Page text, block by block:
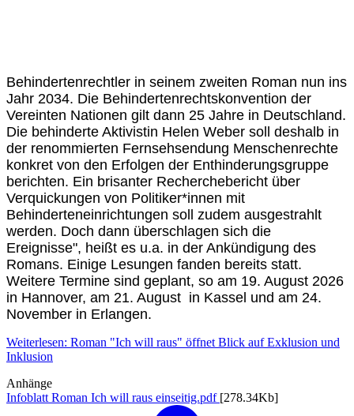
Behindertenrechtler in seinem zweiten Roman nun ins
Jahr 2034. Die Behindertenrechtskonvention der
Vereinten Nationen gilt dann 25 Jahre in Deutschland.
Die behinderte Aktivistin Helen Weber soll deshalb in
der renommierten Fernsehsendung Menschenrechte
konkret von den Erfolgen der Enthinderungsgruppe
berichten. Ein brisanter Recherchebericht über
Verquickungen von Politiker*innen mit
Behinderteneinrichtungen soll zudem ausgestrahlt
werden. Doch dann überschlagen sich die
Ereignisse", heißt es u.a. in der Ankündigung des
Romans. Einige Lesungen fanden bereits statt.
Weitere Termine sind geplant, so am 19. August 2026
in Hannover, am 21. August in Kassel und am 24.
November in Erlangen.
Weiterlesen: Roman "Ich will raus" öffnet Blick auf Exklusion und
Inklusion
Anhänge
Infoblatt Roman Ich will raus einseitig.pdf [278.34Kb]